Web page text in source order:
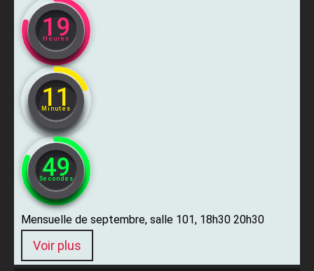
19
Heures
11
Minutes
47
Secondes
Mensuelle de septembre, salle 101, 18h30 20h30
Voir plus